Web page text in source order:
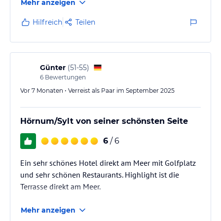
Ihrem Körper etwas Gutes zu tun. Atmen Sie durch in unserem
Ruheraum mit fantastischem Blick aufs Meer oder genießen Sie die
Spa-Rituale ganz exklusiv in unserer Spa.budersand-Suite.
Wohlfühlen, Erleben, Leidenschaft – natürlich. Besinnung auf das
Wesentliche mit höchsten Qualitätsansprüchen. Ein Eiland der
Freundlichkeit, Herz und Seele sind wir gemeinsam mit unseren
Gästen BUDERSAND.
Hinweis: Allgemeine und unverbindliche
Hoteliers-/Veranstalter-/Kataloginformationen. Alle Angaben
ohne Gewähr und ohne Prüfung durch HolidayCheck. Bitte
jeweiligen Veranstalters.
Mehr anzeigen
Hilfreich Teilen
Günter (51-55)
6 Bewertungen
Vor 7 Monaten • Verreist als Paar im September 2025
Hörnum/Sylt von seiner schönsten Seite
6 / 6
Ein sehr schönes Hotel direkt am Meer mit Golfplatz
und sehr schönen Restaurants. Highlight ist die
Terrasse direkt am Meer.
Mehr anzeigen